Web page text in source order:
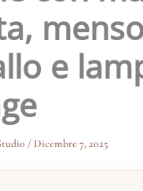
e
/ Dicembre 7, 2025